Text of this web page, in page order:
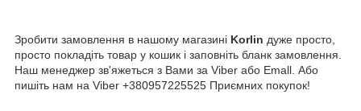
Зробити замовлення в нашому магазині Korlin дуже просто,
просто покладіть товар у кошик і заповніть бланк замовлення.
Наш менеджер зв'яжеться з Вами за Viber або Emall. Або
пишіть нам на Viber +380957225525 Приємних покупок!